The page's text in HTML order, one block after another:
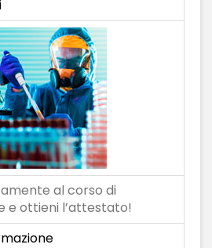
al corso di
e ottieni l’attestato!